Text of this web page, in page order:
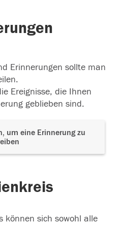
Erinnerungen sollte man
Ereignisse, die Ihnen
geblieben sind.
um eine Erinnerung zu
können sich sowohl alle